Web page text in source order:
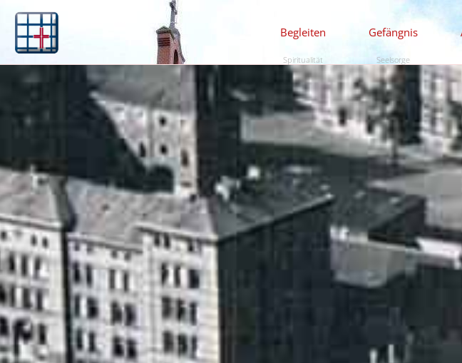
Begleiten
Spiritualität
Gefängnis
Seelsorge